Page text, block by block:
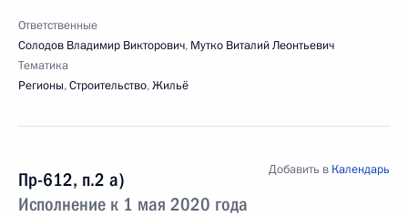
Ответственные
Солодов Владимир Викторович, Мутко Виталий Леонтьевич
Тематика
Регионы,Строительство,Жильё
Пр-612, п.2 а)
Исполнение к 1 мая 2020 года
Добавить в Календарь